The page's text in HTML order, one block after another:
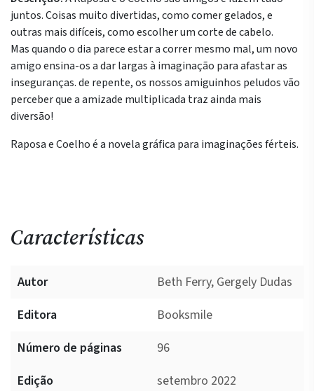
Faz
de
conta
juntos. Coisas muito divertidas, como comer gelados, e
outras mais difíceis, como escolher um corte de cabelo.
Mas quando o dia parece estar a correr mesmo mal, um novo
amigo ensina-os a dar largas à imaginação para afastar as
inseguranças. de repente, os nossos amiguinhos peludos vão
perceber que a amizade multiplicada traz ainda mais
diversão!
Raposa e Coelho é a novela gráfica para imaginações férteis.
Características
Autor
Beth Ferry, Gergely Dudas
Editora
Booksmile
Número de páginas
96
Edição
setembro 2022